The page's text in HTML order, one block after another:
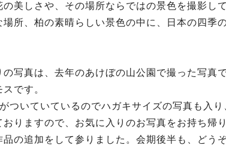
美しさや、その場所ならではの景色を撮影し
場所、柏の素晴らしい景色の中に、日本の四季
写真は、去年のあけぼの山公園で撮った写真で
です。
ついていているのでハガキサイズの写真も入
りますので、お気に入りのお写真をお持ち帰
の追加をして参りました。会期後半も、どう